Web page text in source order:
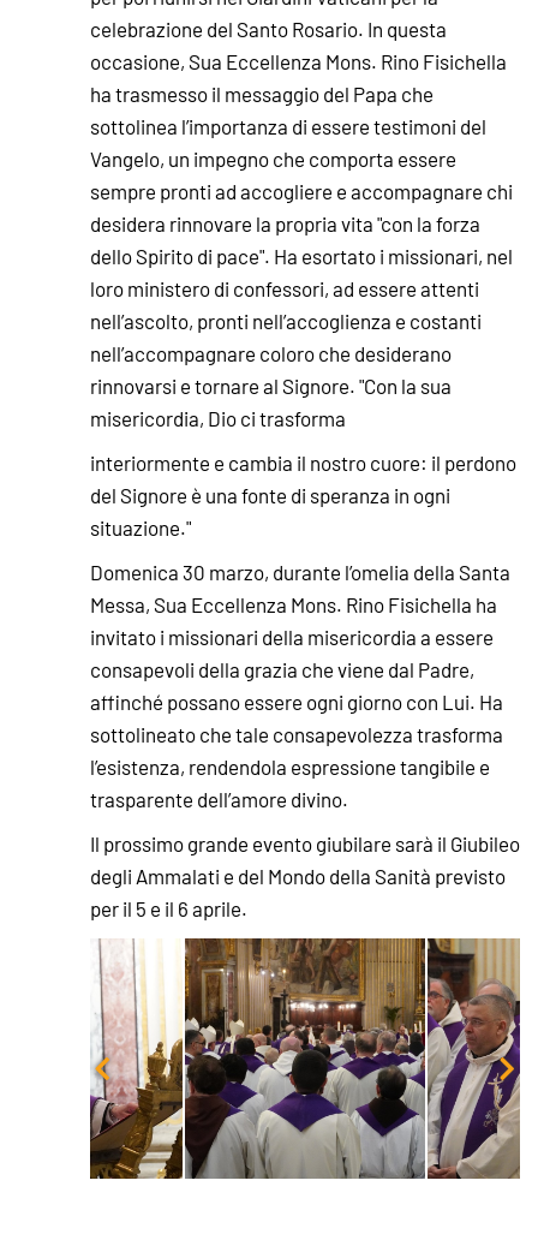
celebrazione del Santo Rosario. In questa
occasione, Sua Eccellenza Mons. Rino Fisichella
ha trasmesso il messaggio del Papa che
sottolinea l’importanza di essere testimoni del
Vangelo, un impegno che comporta essere
sempre pronti ad accogliere e accompagnare chi
desidera rinnovare la propria vita "con la forza
dello Spirito di pace". Ha esortato i missionari, nel
loro ministero di confessori, ad essere attenti
nell’ascolto, pronti nell’accoglienza e costanti
nell’accompagnare coloro che desiderano
rinnovarsi e tornare al Signore. "Con la sua
misericordia, Dio ci trasforma
interiormente e cambia il nostro cuore: il perdono
del Signore è una fonte di speranza in ogni
situazione."
Domenica 30 marzo, durante l’omelia della Santa
Messa, Sua Eccellenza Mons. Rino Fisichella ha
invitato i missionari della misericordia a essere
consapevoli della grazia che viene dal Padre,
affinché possano essere ogni giorno con Lui. Ha
sottolineato che tale consapevolezza trasforma
l’esistenza, rendendola espressione tangibile e
trasparente dell’amore divino.
Il prossimo grande evento giubilare sarà il Giubileo
degli Ammalati e del Mondo della Sanità previsto
per il 5 e il 6 aprile.